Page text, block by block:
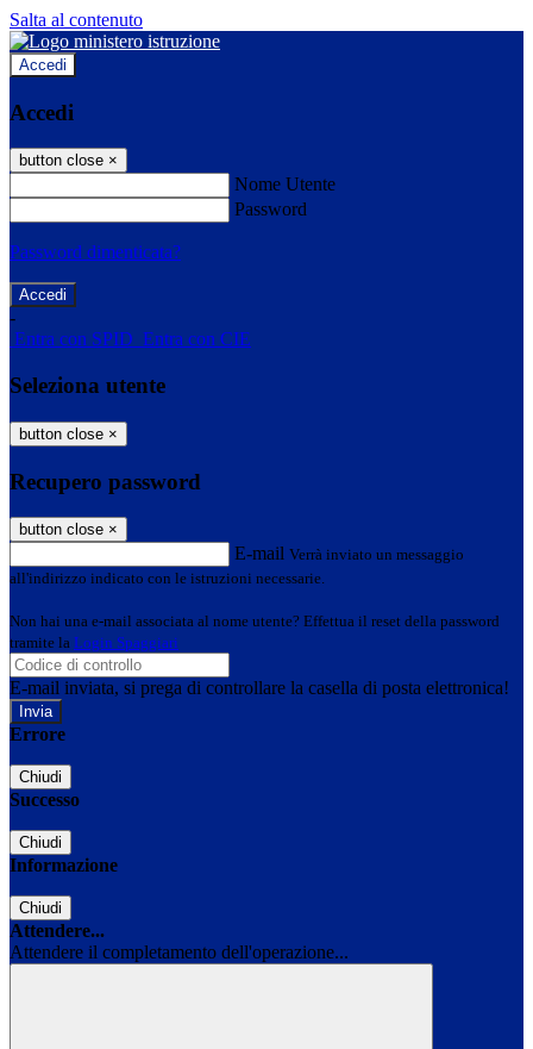
Salta al contenuto
Accedi
Accedi
button close ×
Nome Utente
Password
Password dimenticata?
-
Entra con SPID Entra con CIE
Seleziona utente
button close ×
Recupero password
button close ×
E-mail Verrà inviato un messaggio
all'indirizzo indicato con le istruzioni necessarie.
Non hai una e-mail associata al nome utente? Effettua il reset della password
tramite la Login Spaggiari
E-mail inviata, si prega di controllare la casella di posta elettronica!
Errore
Chiudi
Successo
Chiudi
Informazione
Chiudi
Attendere...
Attendere il completamento dell'operazione...